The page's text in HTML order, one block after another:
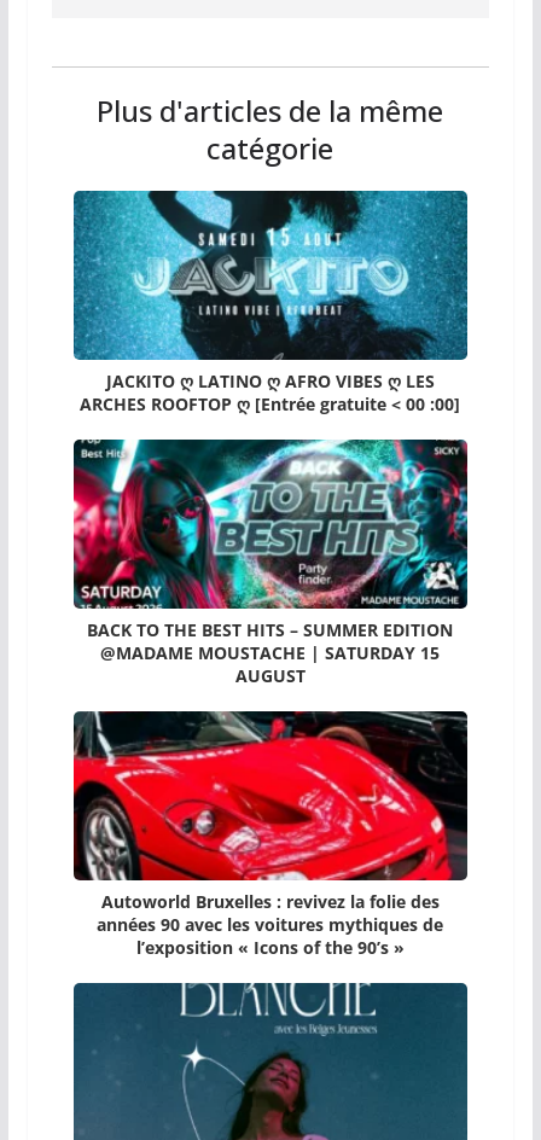
Plus d'articles de la même
catégorie
JACKITO ღ LATINO ღ AFRO VIBES ღ LES
ARCHES ROOFTOP ღ [Entrée gratuite < 00 :00]
BACK TO THE BEST HITS – SUMMER EDITION
@MADAME MOUSTACHE | SATURDAY 15
AUGUST
Autoworld Bruxelles : revivez la folie des
années 90 avec les voitures mythiques de
l’exposition « Icons of the 90’s »